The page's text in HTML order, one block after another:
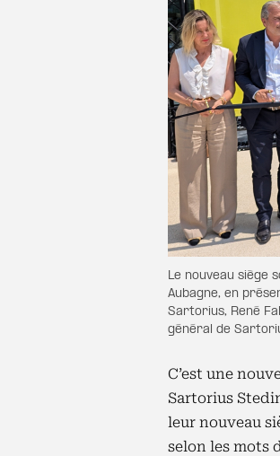
Le nouveau siège
Aubagne, en
Sartorius, René
général de
C’est une
Sartorius
leur nouveau
selon les mots